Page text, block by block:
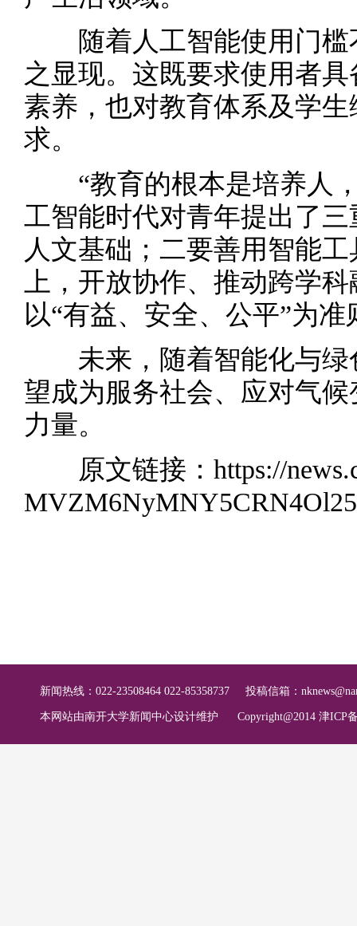
随着人工智能使用门槛
之显现。这既要求使用者
素养，也对教育体系及学
求。
“教育的根本是培养人，
工智能时代对青年提出了
人文基础；二要善用智能
上，开放协作、推动跨学
以“有益、安全、公平”为
未来，随着智能化与绿
望成为服务社会、应对气
力量。
原文链接： https://
新闻热线：022-23508464 022-85358737 投稿信箱：
本网站由南开大学新闻中心设计维护 Copyright@2014 津ICP